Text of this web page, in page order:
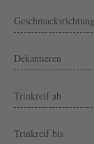
Geschmacksrichtung
Dekantieren
Trinkreif ab
Trinkreif bis